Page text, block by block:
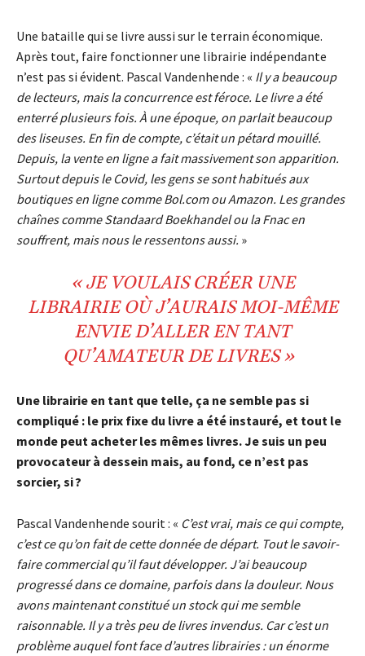
Une bataille qui se livre aussi sur le terrain économique.
Après tout, faire fonctionner une librairie indépendante
n’est pas si évident. Pascal Vandenhende : « Il y a beaucoup
de lecteurs, mais la concurrence est féroce. Le livre a été
enterré plusieurs fois. À une époque, on parlait beaucoup
des liseuses. En fin de compte, c’était un pétard mouillé.
Depuis, la vente en ligne a fait massivement son apparition.
Surtout depuis le Covid, les gens se sont habitués aux
boutiques en ligne comme Bol.com ou Amazon. Les grandes
chaînes comme Standaard Boekhandel ou la Fnac en
souffrent, mais nous le ressentons aussi. »
« JE VOULAIS CRÉER UNE
LIBRAIRIEOÙ J’AURAIS MOI-MÊME
ENVIE D’ALLER EN TANT
QU’AMATEUR DE LIVRES»
Une librairie en tant que telle, ça ne semble pas si
compliqué : le prix fixe du livre a été instauré, et tout le
monde peut acheter les mêmes livres. Je suis un peu
provocateur à dessein mais, au fond, ce n’est pas
sorcier, si ?
Pascal Vandenhende sourit : « C’est vrai, mais ce qui compte,
c’est ce qu’on fait de cette donnée de départ. Tout le savoir-
faire commercial qu’il faut développer. J’ai beaucoup
progressé dans ce domaine, parfois dans la douleur. Nous
avons maintenant constitué un stock qui me semble
raisonnable. Il y a très peu de livres invendus. Car c’est un
problème auquel font face d’autres librairies : un énorme